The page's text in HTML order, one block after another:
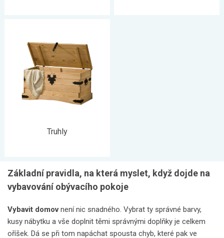
Truhly
Základní pravidla, na která myslet, když dojde na
vybavování obývacího pokoje
Vybavit domovnení nic snadného. Vybrat ty správné barvy,
kusy nábytku a vše doplnit těmi správnými doplňky je celkem
oříšek. Dá se při tom napáchat spousta chyb, které pak ve